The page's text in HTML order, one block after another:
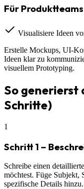
Für Produktteams
Visualisiere Ideen
Erstelle Mockups, UI-
Ideen klar zu
visuellem Prototyping.
So generierst
Schritte)
1
Schritt 1 –
Schreibe einen
möchtest. Füge Subjekt,
spezifische Details hinzu.